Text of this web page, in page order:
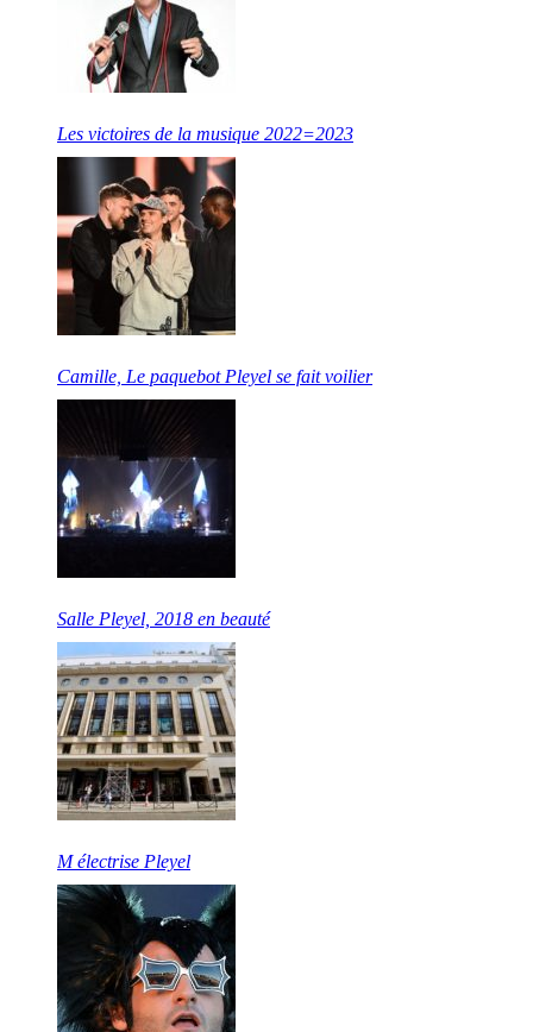
Les victoires de la musique 2022=2023
Camille, Le paquebot Pleyel se fait voilier
Salle Pleyel, 2018 en beauté
M électrise Pleyel